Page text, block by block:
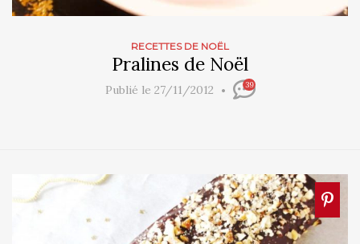
RECETTES DE NOËL
Pralines de Noël
Publié le 27/11/2012 39